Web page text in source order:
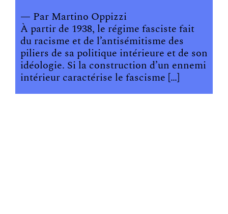
— Par Martino Oppizzi
À partir de 1938, le régime fasciste fait
du racisme et de l’antisémitisme des
piliers de sa politique intérieure et de son
idéologie. Si la construction d’un ennemi
intérieur caractérise le fascisme […]